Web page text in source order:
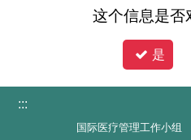
的创新技术，能有效降低术
生活品质。未来，该系统也
肠外科及小儿外科，建构跨
长。 多位病患见证「单孔手
患者 体能健朗，曾骑乘重机
这个信息是否
是
:::
国际医疗管理工作小组